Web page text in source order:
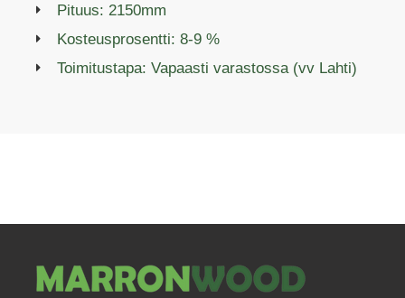
Pituus: 2150mm
Kosteusprosentti: 8-9 %
Toimitustapa: Vapaasti varastossa (vv Lahti)